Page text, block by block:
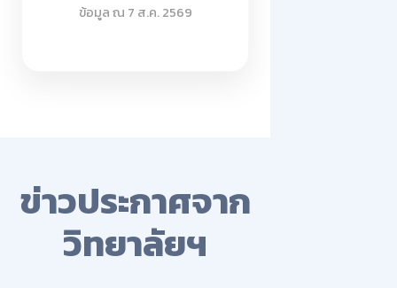
ข้อมูล ณ 7 ส.ค. 2569
ข่าวประกาศจาก
วิทยาลัยฯ